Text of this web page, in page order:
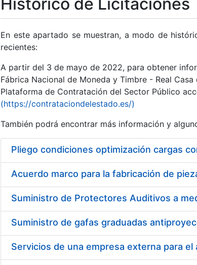
Mostrar/Ocultar
Mostrar/Ocultar
Mostrar/Ocultar
Mostrar/Ocultar
En este apartado se muestran, a modo de
recientes:
A partir del 3 de mayo de 2022, para obtener
Fábrica Nacional de Moneda y Timbre - Real
Plataforma de Contratación del Sector Público
(https://contrataciondelestado.es/)
También podrá encontrar más información y
Pliego condiciones optimización cargas
Acuerdo marco para la fabricación de